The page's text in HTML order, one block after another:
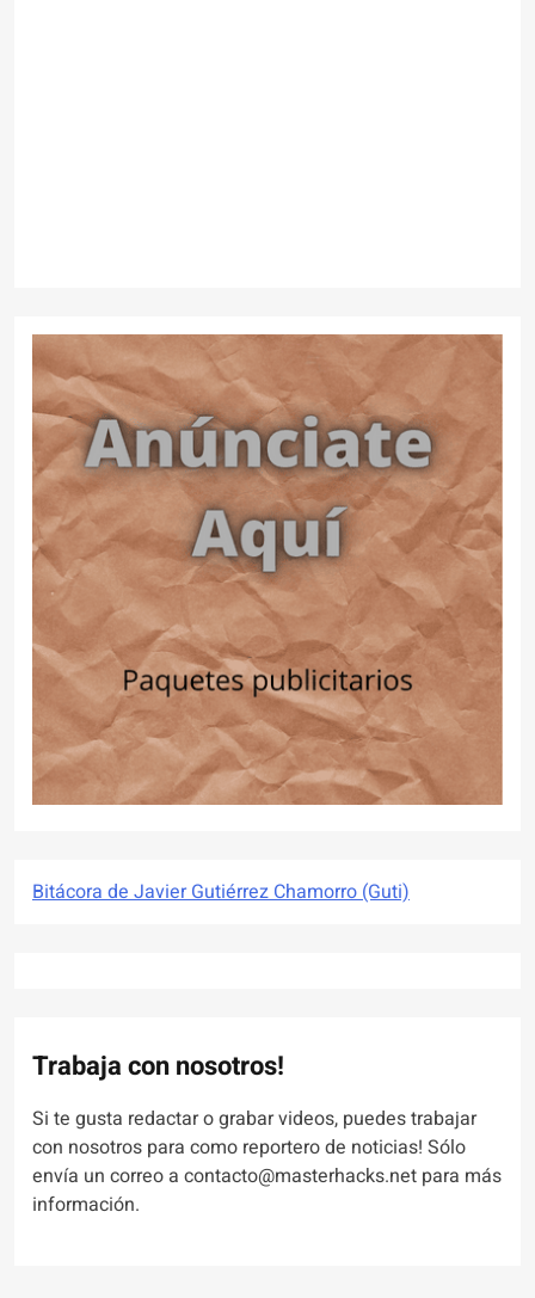
Bitácora de Javier Gutiérrez Chamorro (Guti)
Trabaja con nosotros!
Si te gusta redactar o grabar videos, puedes trabajar
con nosotros para como reportero de noticias! Sólo
envía un correo a contacto@masterhacks.net para más
información.